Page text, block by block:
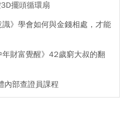
擺頭循環扇
》學會如何與金錢相處，才能
財富覺醒》42歲窮大叔的翻
內部查證員課程